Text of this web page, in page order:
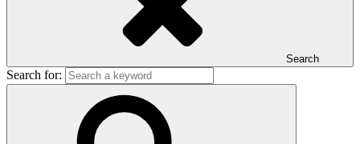
Search
Search for: